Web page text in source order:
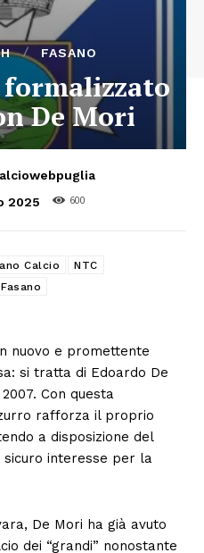
FASANO
formalizzato
De Mori
2025
600
Calcio
NTC
nuovo e promettente
si tratta di Edoardo De
Con questa
rafforza il proprio
a disposizione del
interesse per la
De Mori ha già avuto
dei “grandi” nonostante